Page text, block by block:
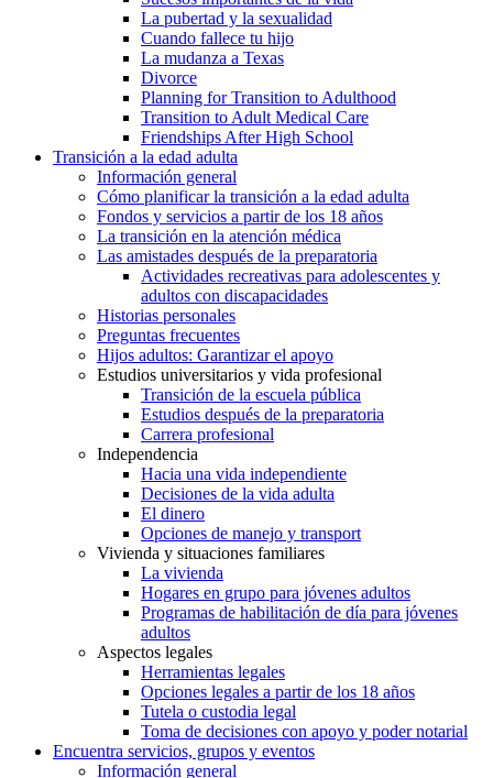
La pubertad y la sexualidad
Cuando fallece tu hijo
La mudanza a Texas
Divorce
Planning for Transition to Adulthood
Transition to Adult Medical Care
Friendships After High School
Transición a la edad adulta
Información general
Cómo planificar la transición a la edad adulta
Fondos y servicios a partir de los 18 años
La transición en la atención médica
Las amistades después de la preparatoria
Actividades recreativas para adolescentes y
adultos con discapacidades
Historias personales
Preguntas frecuentes
Hijos adultos: Garantizar el apoyo
Estudios universitarios y vida profesional
Transición de la escuela pública
Estudios después de la preparatoria
Carrera profesional
Independencia
Hacia una vida independiente
Decisiones de la vida adulta
El dinero
Opciones de manejo y transport
Vivienda y situaciones familiares
La vivienda
Hogares en grupo para jóvenes adultos
Programas de habilitación de día para jóvenes
adultos
Aspectos legales
Herramientas legales
Opciones legales a partir de los 18 años
Tutela o custodia legal
Toma de decisiones con apoyo y poder notarial
Encuentra servicios, grupos y eventos
Información general